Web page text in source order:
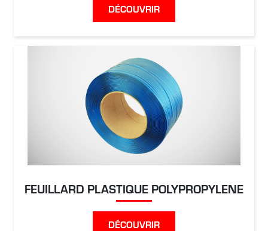
DÉCOUVRIR
FEUILLARD PLASTIQUE POLYPROPYLENE
DÉCOUVRIR